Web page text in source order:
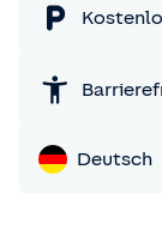
Deutsch